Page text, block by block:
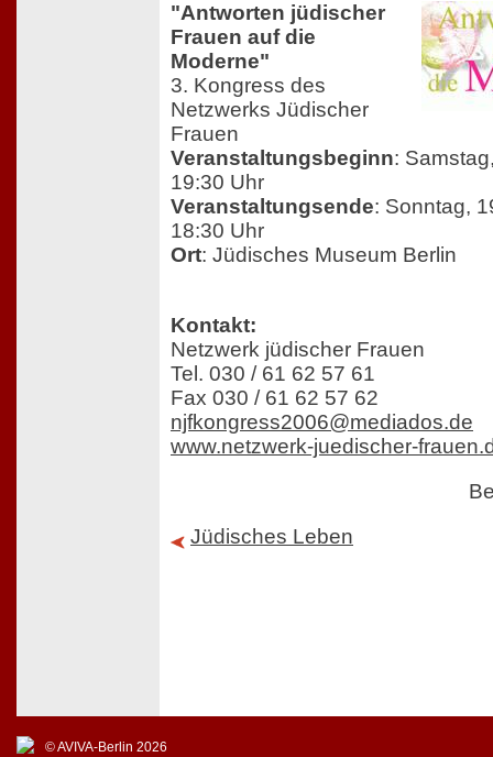
"Antworten jüdischer
Frauen auf die
Moderne"
3. Kongress des
Netzwerks Jüdischer
Frauen
Veranstaltungsbeginn:
19:30 Uhr
Veranstaltungsende: Sonntag,
18:30 Uhr
Ort: Jüdisches Museum Berlin
Kontakt:
Netzwerk jüdischer Frauen
Tel. 030 / 61 62 57 61
Fax 030 / 61 62 57 62
njfkongress2006@mediados.de
www.netzwerk-juedischer-
Jüdisches Leben
© AVIVA-Berlin 2026